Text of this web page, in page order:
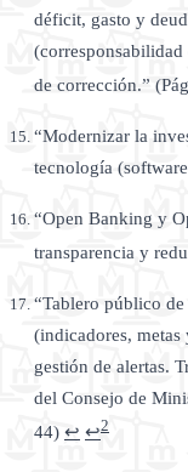
déficit, gasto y
(corresponsabilidad
de corrección.”
“Modernizar la
tecnología
“Open Banking y
transparencia y
“Tablero público
(indicadores,
gestión de alertas.
del Consejo de
44) ↩ ↩2